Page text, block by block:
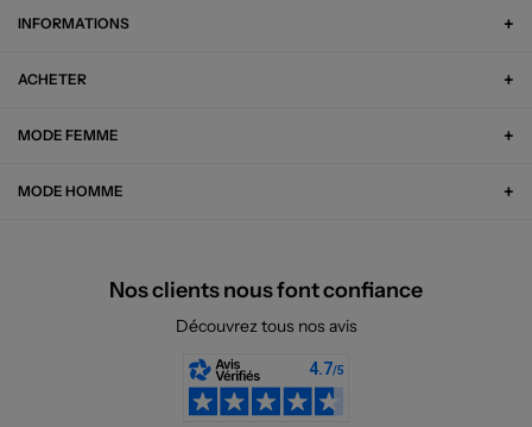
INFORMATIONS
ACHETER
MODE FEMME
MODE HOMME
Nos clients nous font confiance
Découvrez tous nos avis